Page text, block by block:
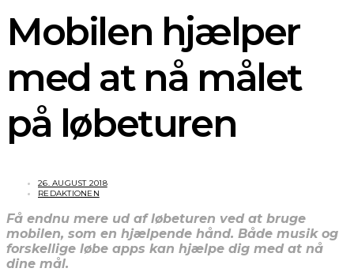
Mobilen hjælper
med at nå målet
på løbeturen
26. AUGUST 2018
REDAKTIONEN
Få endnu mere ud af løbeturen ved at bruge
mobilen, som en hjælpende hånd. Både musik og
forskellige løbe apps kan hjælpe dig med at nå
dine mål.